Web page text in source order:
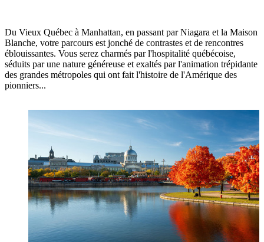
Du Vieux Québec à Manhattan, en passant par Niagara et la Maison
Blanche, votre parcours est jonché de contrastes et de rencontres
éblouissantes. Vous serez charmés par l'hospitalité québécoise,
séduits par une nature généreuse et exaltés par l'animation trépidante
des grandes métropoles qui ont fait l'histoire de l'Amérique des
pionniers...